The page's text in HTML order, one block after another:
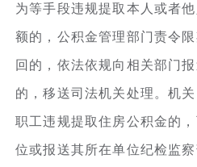
为等手段违规提取本人或者
额的，公积金管理部门责令
回的，依法依规向相关部门
的，移送司法机关处理。机
职工违规提取住房公积金的
位或报送其所在单位纪检监察